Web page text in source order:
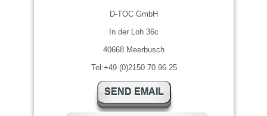
D-TOC GmbH
In der Loh 36c
40668 Meerbusch
Tel:+49 (0)2150 70 96 25
SEND EMAIL